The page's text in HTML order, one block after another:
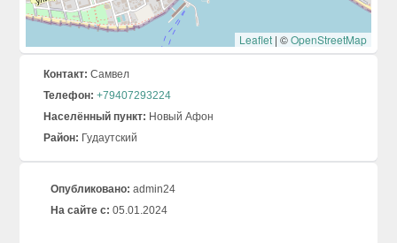
Leaflet | ©OpenStreetMap
Контакт: Самвел
Телефон: +79407293224
Населённый пункт: Новый Афон
Район: Гудаутский
Опубликовано: admin24
На сайте с: 05.01.2024